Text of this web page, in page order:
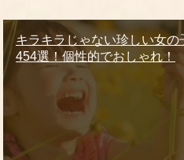
キラキラじゃない珍しい女の
454選！個性的でおしゃれ！